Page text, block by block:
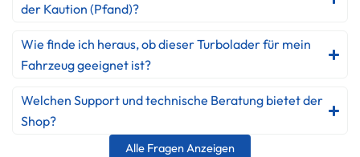
der Kaution (Pfand)?
Wie finde ich heraus, ob dieser Turbolader für mein
Fahrzeug geeignet ist?
Welchen Support und technische Beratung bietet der
Shop?
Alle Fragen Anzeigen